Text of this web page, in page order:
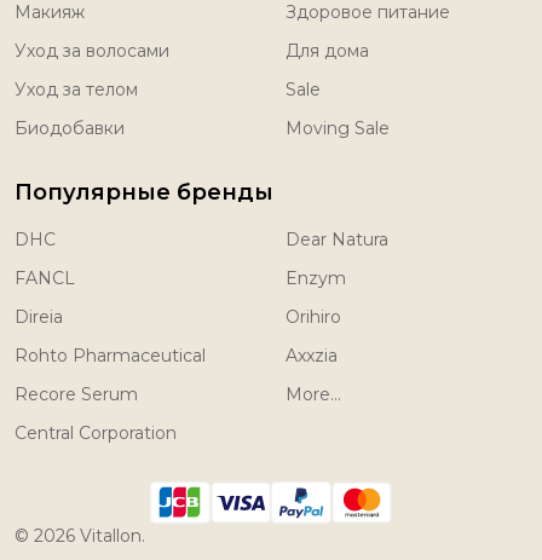
Макияж
Уход за волосами
Уход за телом
Биодобавки
Здоровое питание
Для дома
Sale
Moving Sale
Популярные бренды
DHC
FANCL
Direia
Rohto Pharmaceutical
Recore Serum
Central Corporation
Dear Natura
Enzym
Orihiro
Axxzia
More...
© 2026 Vitallon.